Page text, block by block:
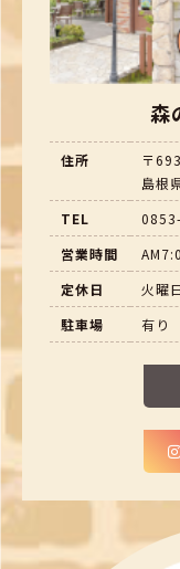
森
住所
〒
島根
TEL
営業時間
定休日
火曜
駐車場
有り